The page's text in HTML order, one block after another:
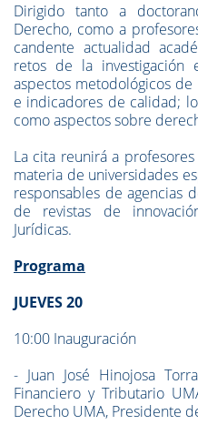
Dirigido tanto a
Derecho, como a
candente actualidad
retos de la investigación
aspectos metodológicos
e indicadores de calidad;
como aspectos sobre
La cita reunirá a
materia de universidades
responsables de agencias
de revistas de
Jurídicas.
Programa
JUEVES 20
10:00 Inauguración
- Juan José Hinojosa
Financiero y Tributario
Derecho UMA, Presidente